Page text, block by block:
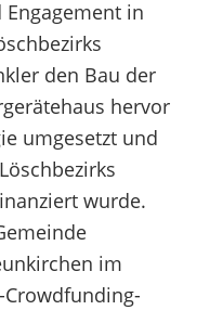
in
den Bau der
hervor
umgesetzt und
wurde.
im
Crowdfunding-